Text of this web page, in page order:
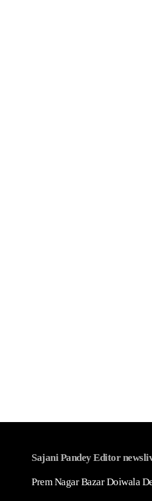
Sajani Pandey Editor
Prem Nagar Bazar Doiwala